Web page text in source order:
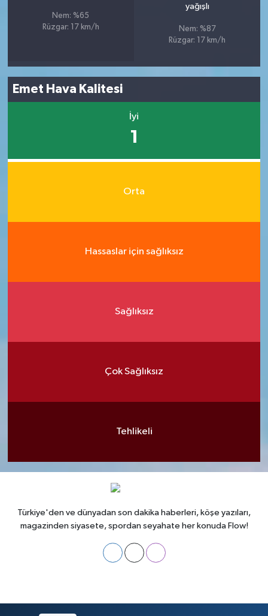
Nem: %65
Rüzgar: 17 km/h
yağışlı
Nem: %87
Rüzgar: 17 km/h
Emet Hava Kalitesi
İyi
1
Orta
Hassaslar için sağlıksız
Sağlıksız
Çok Sağlıksız
Tehlikeli
Türkiye'den ve dünyadan son dakika haberleri, köşe yazıları,
magazinden siyasete, spordan seyahate her konuda Flow!